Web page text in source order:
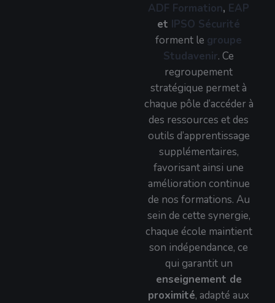
ADF Formation, EAP
et IPSO Sécurité
forment le groupe
Studavenir. Ce
regroupement
stratégique permet à
chaque pôle d’accéder à
des ressources et des
outils d’apprentissage
supplémentaires,
favorisant ainsi une
amélioration continue
de nos formations. Au
sein de cette synergie,
chaque école maintient
son indépendance, ce
qui garantit un
enseignement de
proximité, adapté aux